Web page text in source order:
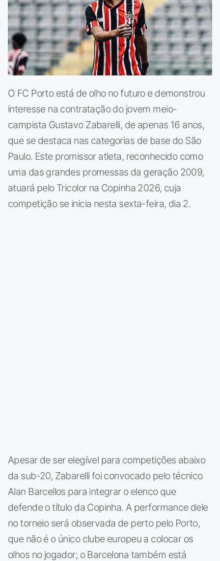
O FC Porto está de olho no futuro e demonstrou
interesse na contratação do jovem meio-
campista Gustavo Zabarelli, de apenas 16 anos,
que se destaca nas categorias de base do São
Paulo. Este promissor atleta, reconhecido como
uma das grandes promessas da geração 2009,
atuará pelo Tricolor na Copinha 2026, cuja
competição se inicia nesta sexta-feira, dia 2.
Apesar de ser elegível para competições abaixo
da sub-20, Zabarelli foi convocado pelo técnico
Alan Barcellos para integrar o elenco que
defende o título da Copinha. A performance dele
no torneio será observada de perto pelo Porto,
que não é o único clube europeu a colocar os
olhos no jogador; o Barcelona também está